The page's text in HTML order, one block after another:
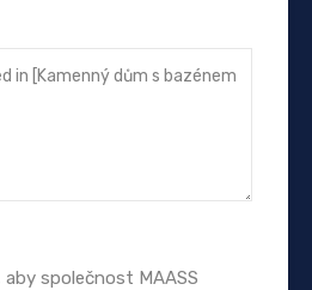
společnost MAASS